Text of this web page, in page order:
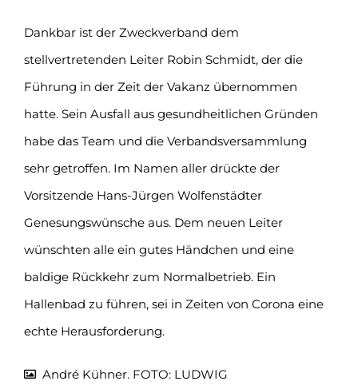
Dankbar ist der Zweckverband dem
stellvertretenden Leiter Robin Schmidt, der die
Führung in der Zeit der Vakanz übernommen
hatte. Sein Ausfall aus gesundheitlichen Gründen
habe das Team und die Verbandsversammlung
sehr getroffen. Im Namen aller drückte der
Vorsitzende Hans-Jürgen Wolfenstädter
Genesungswünsche aus. Dem neuen Leiter
wünschten alle ein gutes Händchen und eine
baldige Rückkehr zum Normalbetrieb. Ein
Hallenbad zu führen, sei in Zeiten von Corona eine
echte Herausforderung.
André Kühner. FOTO: LUDWIG